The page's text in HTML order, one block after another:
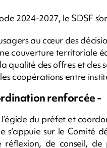
2024-2027, le SDSF
au cœur des
couverture territoriale
qualité des offres et des
coopérations entre
renforcée -
l’égide du préfet et
s’appuie sur le Comité
réflexion, de conseil,